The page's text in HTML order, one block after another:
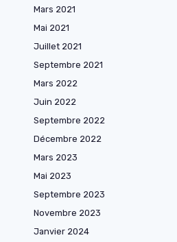
Mars 2021
Mai 2021
Juillet 2021
Septembre 2021
Mars 2022
Juin 2022
Septembre 2022
Décembre 2022
Mars 2023
Mai 2023
Septembre 2023
Novembre 2023
Janvier 2024